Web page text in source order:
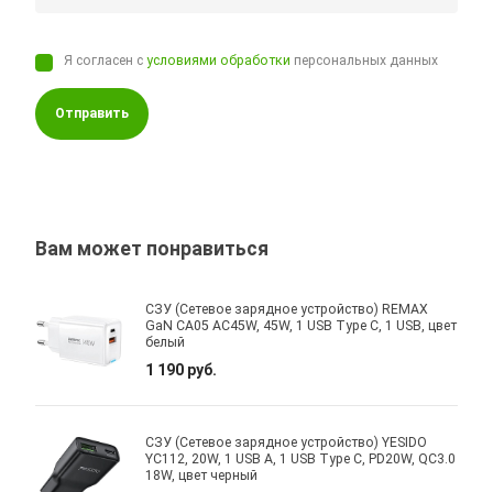
Я согласен сусловиями обработки персональных данных
Отправить
Вам может понравиться
СЗУ (Сетевое зарядное устройство) REMAX
GaN CA05 AC45W, 45W, 1 USB Type C, 1 USB, цвет
белый
1 190 руб.
СЗУ (Сетевое зарядное устройство) YESIDO
YC112, 20W, 1 USB A, 1 USB Type C, PD20W, QC3.0
18W, цвет черный